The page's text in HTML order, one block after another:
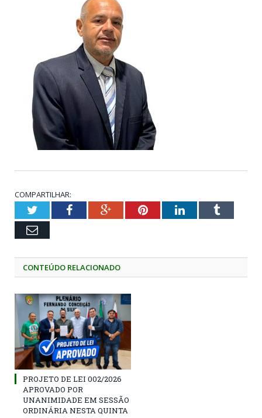
COMPARTILHAR:
TwitterFacebookGoogle+PinterestLinkedInTumblr
Email
CONTEÚDO RELACIONADO
PROJETO DE LEI 002/2026
APROVADO POR
UNANIMIDADE EM SESSÃO
ORDINÁRIA NESTA QUINTA